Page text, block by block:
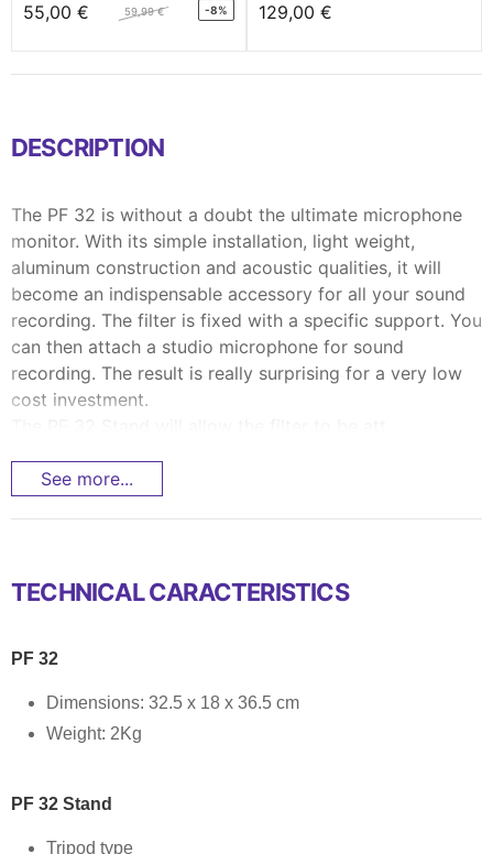
55,00 € 59,99 € -8% 129,00 €
DESCRIPTION
The PF 32 is without a doubt the ultimate microphone
monitor. With its simple installation, light weight,
aluminum construction and acoustic qualities, it will
become an indispensable accessory for all your sound
recording. The filter is fixed with a specific support. You
can then attach a studio microphone for sound
recording. The result is really surprising for a very low
cost investment.
See more...
TECHNICAL CARACTERISTICS
PF 32
Dimensions: 32.5 x 18 x 36.5 cm
Weight: 2Kg
PF 32 Stand
Tripod type